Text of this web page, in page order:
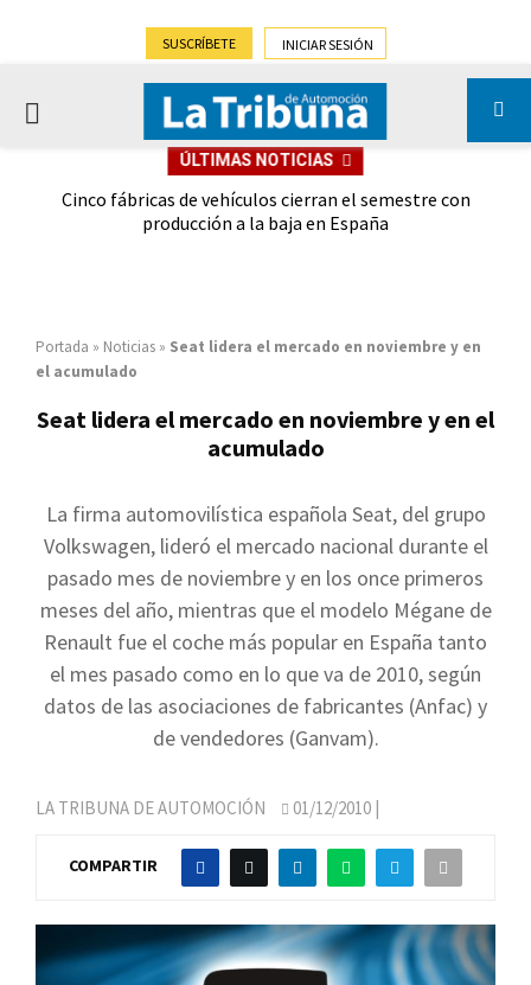
SUSCRÍBETE INICIAR SESIÓN
PRIMARY
ÚLTIMAS NOTICIAS
Cinco fábricas de vehículos cierran el semestre con
producción a la baja en España
Portada » Noticias » Seat lidera el mercado en noviembre y en
el acumulado
Seat lidera el mercado en noviembre y en el
acumulado
La firma automovilística española Seat, del grupo
Volkswagen, lideró el mercado nacional durante el
pasado mes de noviembre y en los once primeros
meses del año, mientras que el modelo Mégane de
Renault fue el coche más popular en España tanto
el mes pasado como en lo que va de 2010, según
datos de las asociaciones de fabricantes (Anfac) y
de vendedores (Ganvam).
LA TRIBUNA DE AUTOMOCIÓN 01/12/2010 |
COMPARTIR